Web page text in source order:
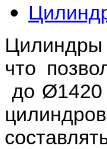
что
до Ø1420